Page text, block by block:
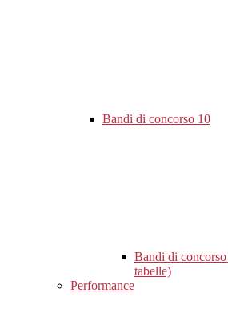
Bandi di concorso 10
Bandi di
tabelle)
Performance